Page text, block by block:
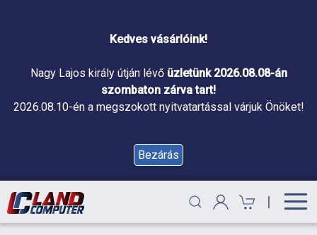
Kedves vásárlóink!
Nagy Lajos király útján lévő üzletünk 2026.08.08-án
szombaton zárva tart!
2026.08.10-én a megszokott nyitvatartással várjuk Önöket!
Bezárás
|